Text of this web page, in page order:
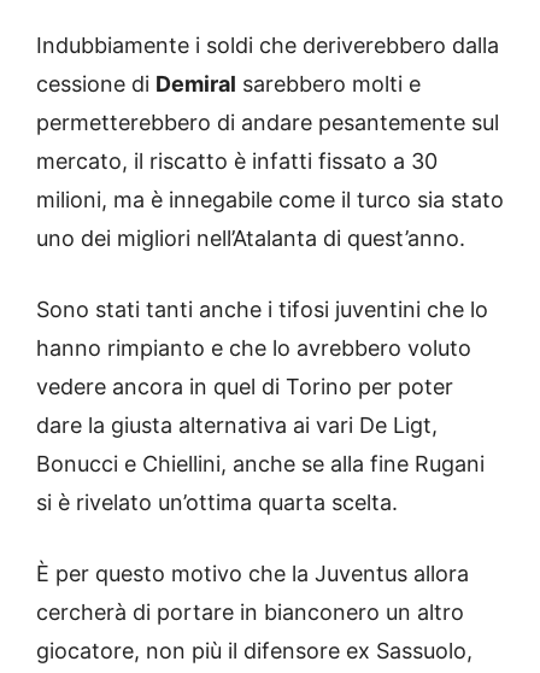
Indubbiamente i soldi che deriverebbero dalla
cessione di Demiral sarebbero molti e
permetterebbero di andare pesantemente sul
mercato, il riscatto è infatti fissato a 30
milioni, ma è innegabile come il turco sia stato
uno dei migliori nell’Atalanta di quest’anno.
Sono stati tanti anche i tifosi juventini che lo
hanno rimpianto e che lo avrebbero voluto
vedere ancora in quel di Torino per poter
dare la giusta alternativa ai vari De Ligt,
Bonucci e Chiellini, anche se alla fine Rugani
si è rivelato un’ottima quarta scelta.
È per questo motivo che la Juventus allora
cercherà di portare in bianconero un altro
giocatore, non più il difensore ex Sassuolo,